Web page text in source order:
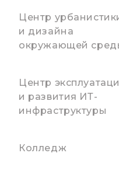
Центр
и дизайна
окружающей
Центр
и развития ИТ-
инфраструктуры
Колледж